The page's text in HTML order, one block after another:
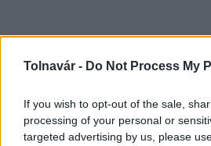
Tolnavár - Do Not Process My
If you wish to opt-out of the sale,
processing of your personal or
targeted advertising by us, please
MAGYAR ÉPÍTŐK